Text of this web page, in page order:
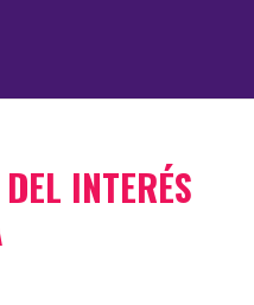
INTERÉS